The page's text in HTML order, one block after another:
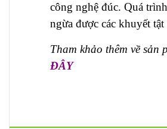
công nghệ đúc. Quá
ngừa được các khuyết
Tham khảo thêm về sản
ĐÂY